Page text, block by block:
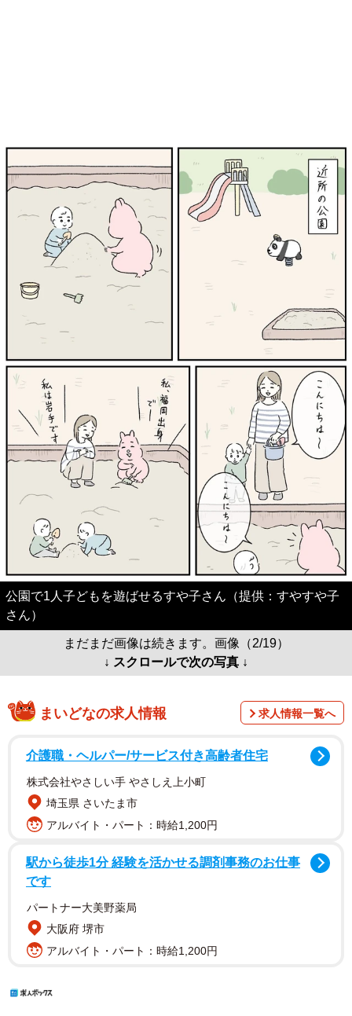
公園で1人子どもを遊ばせるすや子さん（提供：すやすや子
さん）
まだまだ画像は続きます。画像（2/19）
↓ スクロールで次の写真 ↓
まいどなの求人情報 求人情報一覧へ
介護職・ヘルパー/サービス付き高齢者住宅
株式会社やさしい手 やさしえ上小町
埼玉県 さいたま市
アルバイト・パート：時給1,200円
駅から徒歩1分 経験を活かせる調剤事務のお仕事
です
パートナー大美野薬局
大阪府 堺市
アルバイト・パート：時給1,200円